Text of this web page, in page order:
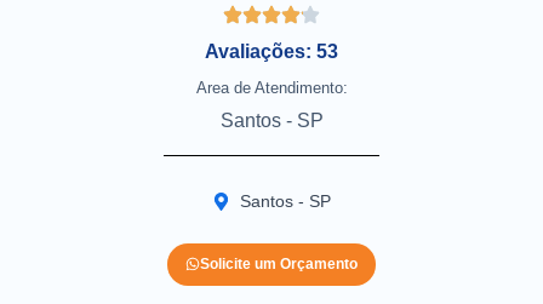
Avaliações: 53
Area de Atendimento:
Santos - SP
Santos - SP
Solicite um Orçamento